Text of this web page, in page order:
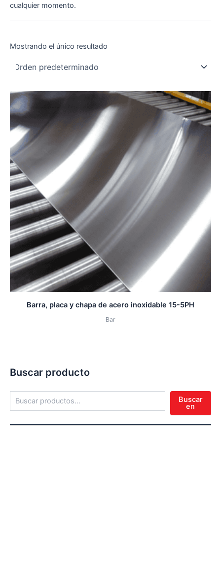
Buscar producto
Buscar
en
cualquier momento.
Mostrando el único resultado
Barra, placa y chapa de acero inoxidable 15-5PH
Bar